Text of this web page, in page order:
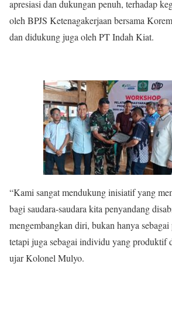
apresiasi dan dukungan penuh, terhadap
oleh BPJS Ketenagakerjaan bersama
dan didukung juga oleh PT Indah Kiat.
“Kami sangat mendukung inisiatif yang
bagi saudara-saudara kita penyandang
mengembangkan diri, bukan hanya sebagai
tetapi juga sebagai individu yang produktif
ujar Kolonel Mulyo.